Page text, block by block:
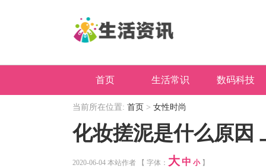
首页 生活常识 数码科技
当前所在位置: 首页 > 女性时尚
化妆搓泥是什么原因
2020-06-04 本站作者 【 字体： 大 中 小】